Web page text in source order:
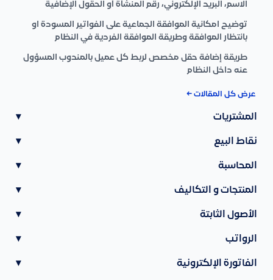
الاسم، البريد الإلكتروني، رقم المنشأة أو الحقول الإضافية
توضيح امكانية الموافقة الجماعية على الفواتير المسودة او
بانتظار الموافقة وطريقة الموافقة الفردية في النظام
طريقة إضافة حقل مخصص لربط كل عميل بالمندوب المسؤول
عنه داخل النظام
عرض كل المقالات ←
المشتريات ▾
نقاط البيع ▾
المحاسبة ▾
المنتجات و التكاليف ▾
الأصول الثابتة ▾
الرواتب ▾
الفاتورة الإلكترونية ▾